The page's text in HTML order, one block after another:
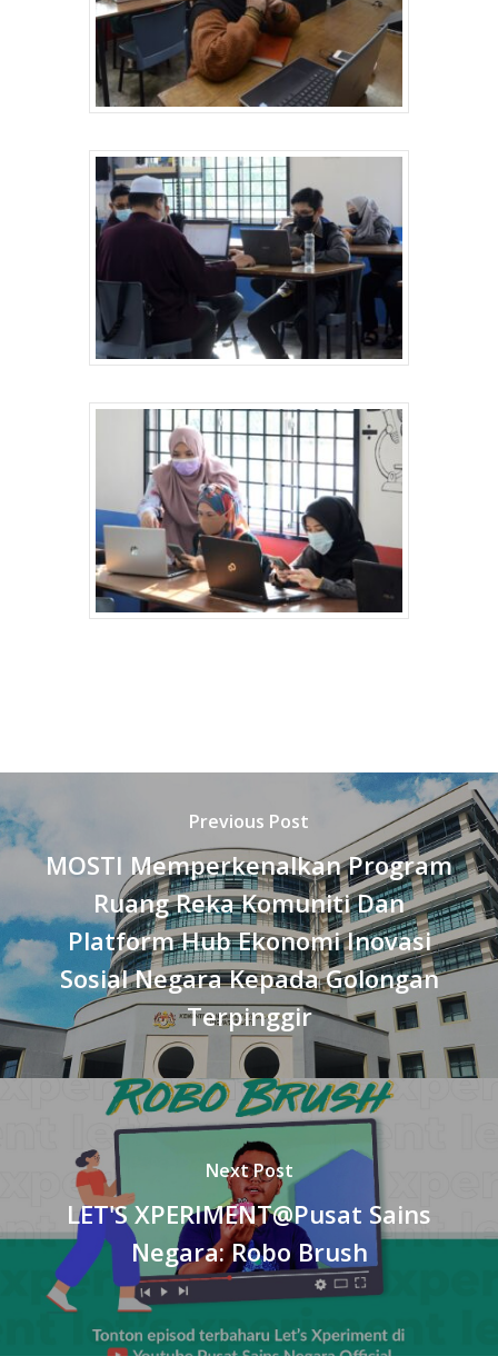
Previous Post
MOSTI Memperkenalkan Program
Ruang Reka Komuniti Dan
Platform Hub Ekonomi Inovasi
Sosial Negara Kepada Golongan
Terpinggir
Next Post
LET'S XPERIMENT@Pusat Sains
Negara: Robo Brush